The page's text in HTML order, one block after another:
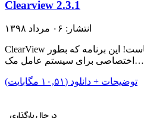
Clearview 2.3.1
انتشار: ۰۶ مرداد ۱۳۹۸
ClearView کتابخانه‌ی جدید مک شماست! این برنامه که بطور
اختصاصی برای سیستم عامل مک…
توضیحات + دانلود (۱۰,۵۱ مگابایت)